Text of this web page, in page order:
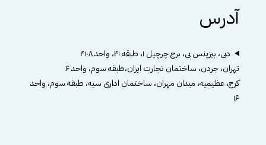
آدرس
دبی، بیزینس بی، برج چرچیل ۱، طبقه ۴۱، واحد ۴۱۰۸
تهران، جردن، ساختمان تجارت ایران،طبقه سوم، واحد ۶
کرج، عظیمیه، میدان مهران، ساختمان اداری سپه، طبقه سوم، واحد
۱۶